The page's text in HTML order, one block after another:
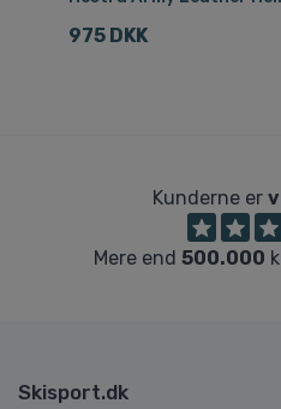
975 DKK
Kunderne er
Mere end 500.000
Skisport.dk